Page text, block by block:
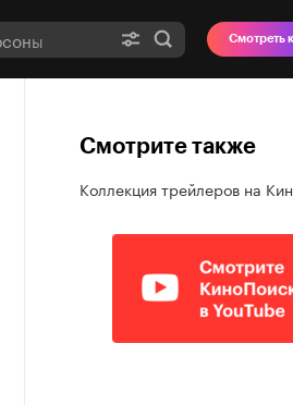
Смотреть
Смотрите также
Коллекция трейлеров на